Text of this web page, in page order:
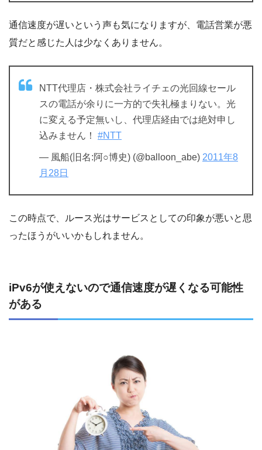
通信速度が遅いという声も気になりますが、電話営業が悪
質だと感じた人は少なくありません。
NTT代理店・株式会社ライチェの光回線セール
スの電話が余りに一方的で失礼極まりない。光
に変える予定無いし、代理店経由では絶対申し
込みません！ #NTT
— 風船(旧名:阿○博史) (@balloon_abe) 2011年8
月28日
この時点で、ルース光はサービスとしての印象が悪いと思
ったほうがいいかもしれません。
iPv6が使えないので通信速度が遅くなる可能性
がある